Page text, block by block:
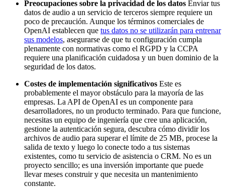
Preocupaciones sobre la privacidad de los datos Enviar tus
datos de audio a un servicio de terceros siempre requiere un
poco de precaución. Aunque los términos comerciales de
OpenAI establecen que tus datos no se utilizarán para entrenar
sus modelos, asegurarse de que tu configuración cumpla
plenamente con normativas como el RGPD y la CCPA
requiere una planificación cuidadosa y un buen dominio de la
seguridad de los datos.
Costes de implementación significativos Este es
probablemente el mayor obstáculo para la mayoría de las
empresas. La API de OpenAI es un componente para
desarrolladores, no un producto terminado. Para que funcione,
necesitas un equipo de ingeniería que cree una aplicación,
gestione la autenticación segura, descubra cómo dividir los
archivos de audio para superar el límite de 25 MB, procese la
salida de texto y luego lo conecte todo a tus sistemas
existentes, como tu servicio de asistencia o CRM. No es un
proyecto sencillo; es una inversión importante que puede
llevar meses construir y que necesita un mantenimiento
constante.